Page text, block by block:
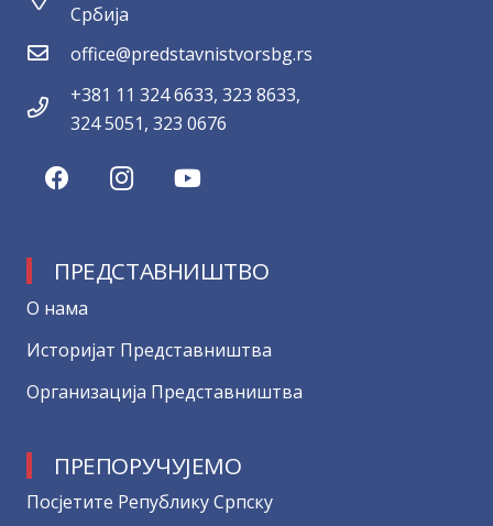
Србија
office@predstavnistvorsbg.rs
+381 11 324 6633, 323 8633,
324 5051, 323 0676
ПРЕДСТАВНИШТВО
О нама
Историјат Представништва
Организација Представништва
ПРЕПОРУЧУЈЕМО
Посјетите Републику Српску